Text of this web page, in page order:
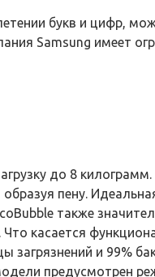
букв и цифр,
Samsung имеет
до 8
пену.
также
касается
и 99%
предусмотрен